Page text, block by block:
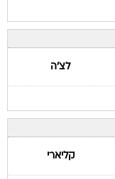
לצ'ה
קליארי